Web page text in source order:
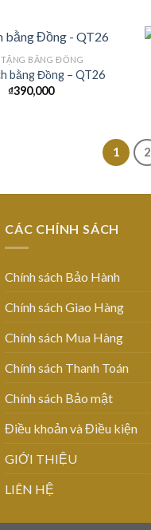
BẰNG ĐỒNG
bằng Đồng – QT26
₫390,000
1 2
CÁC CHÍNH SÁCH
Chính sách Bảo Hành
Chính sách Giao Hàng
Chính sách Mua Hàng
Chính sách Thanh Toán
Chính sách Bảo mật
Điều khoản và Điều kiện
GIỚI THIỆU
LIÊN HỆ